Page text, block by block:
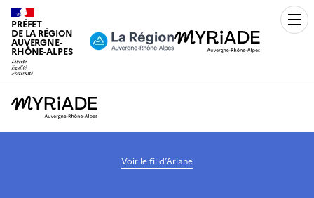
PRÉFET
DE LA RÉGION
AUVERGNE-
RHÔNE-ALPES
Voir le fil d’Ariane